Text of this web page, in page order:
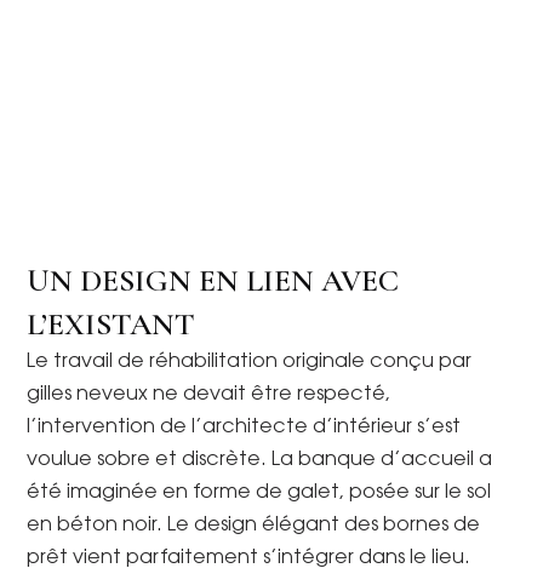
UN DESIGN EN LIEN AVEC
L’EXISTANT
Le travail de réhabilitation originale conçu par
gilles neveux ne devait être respecté,
l’intervention de l’architecte d’intérieur s’est
voulue sobre et discrète. La banque d’accueil a
été imaginée en forme de galet, posée sur le sol
en béton noir. Le design élégant des bornes de
prêt vient parfaitement s’intégrer dans le lieu.